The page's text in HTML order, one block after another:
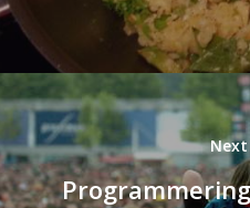
Next